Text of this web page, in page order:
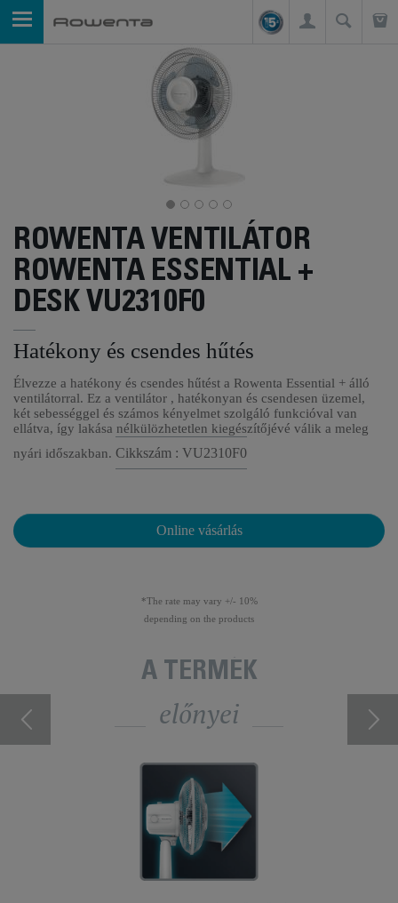
ROWENTA VENTILÁTOR
ROWENTA ESSENTIAL +
DESK VU2310F0
Hatékony és csendes hűtés
Élvezze a hatékony és csendes hűtést a Rowenta Essential + álló
ventilátorral. Ez a ventilátor , hatékonyan és csendesen üzemel,
két sebességgel és számos kényelmet szolgáló funkcióval van
ellátva, így lakása nélkülözhetetlen kiegészítőjévé válik a meleg
nyári időszakban. Cikkszám : VU2310F0
Online vásárlás
*The rate may vary +/- 10%
depending on the products
A TERMÉK
előnyei